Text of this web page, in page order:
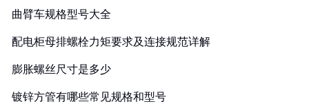
曲臂车规格型号大全
配电柜母排螺栓力矩要求及连接规范详解
膨胀螺丝尺寸是多少
镀锌方管有哪些常见规格和型号